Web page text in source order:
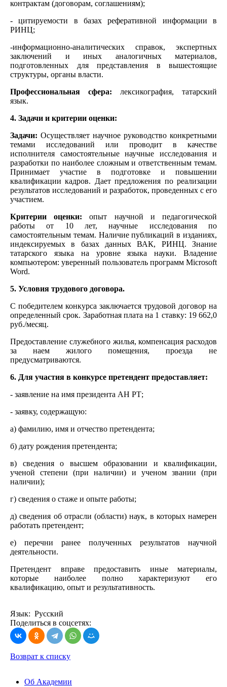
контрактам (договорам, соглашениям);
- цитируемости в базах реферативной информации в
РИНЦ;
-информационно-аналитических справок, экспертных
заключений и иных аналогичных материалов,
подготовленных для представления в вышестоящие
структуры, органы власти.
Профессиональная сфера: лексикография, татарский
язык.
4. Задачи и критерии оценки:
Задачи: Осуществляет научное руководство конкретными
темами исследований или проводит в качестве
исполнителя самостоятельные научные исследования и
разработки по наиболее сложным и ответственным темам.
Принимает участие в подготовке и повышении
квалификации кадров. Дает предложения по реализации
результатов исследований и разработок, проведенных с его
участием.
Критерии оценки: опыт научной и педагогической
работы от 10 лет, научные исследования по
самостоятельным темам. Наличие публикаций в изданиях,
индексируемых в базах данных ВАК, РИНЦ. Знание
татарского языка на уровне языка науки. Владение
компьютером: уверенный пользователь программ Microsoft
Word.
5. Условия трудового договора.
С победителем конкурса заключается трудовой договор на
определенный срок. Заработная плата на 1 ставку: 19 662,0
руб./месяц.
Предоставление служебного жилья, компенсация расходов
за наем жилого помещения, проезда не
предусматриваются.
6. Для участия в конкурсе претендент предоставляет:
- заявление на имя президента АН РТ;
- заявку, содержащую:
а) фамилию, имя и отчество претендента;
б) дату рождения претендента;
в) сведения о высшем образовании и квалификации,
ученой степени (при наличии) и ученом звании (при
наличии);
г) сведения о стаже и опыте работы;
д) сведения об отрасли (области) наук, в которых намерен
работать претендент;
е) перечни ранее полученных результатов научной
деятельности.
Претендент вправе предоставить иные материалы,
которые наиболее полно характеризуют его
квалификацию, опыт и результативность.
Язык: Русский
Поделиться в соцсетях:
Возврат к списку
Об Академии